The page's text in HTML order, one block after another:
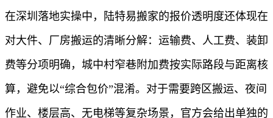
在深圳落地实操中，陆特易搬家的报价透明度还体现在
对大件、厂房搬运的清晰分解：运输费、人工费、装卸
费等分项明确，城中村窄巷附加费按实际路段与距离核
算，避免以“综合包价”混淆。对于需要跨区搬运、夜间
作业、楼层高、无电梯等复杂场景，官方会给出单独的